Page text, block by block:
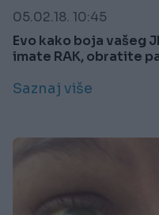
05.02.18. 10:45
Evo kako boja vašeg
imate RAK, obratite
Saznaj više